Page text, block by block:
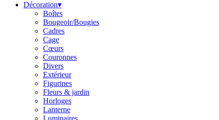
Décoration▾
Boîtes
Bougeoir/Bougies
Cadres
Cage
Cœurs
Couronnes
Divers
Extérieur
Figurines
Fleurs & jardin
Horloges
Lanterne
Luminaires